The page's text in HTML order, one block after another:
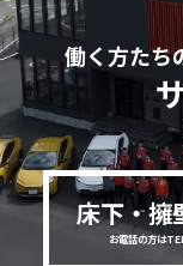
働く方たち
床下・擁
お電話の方は